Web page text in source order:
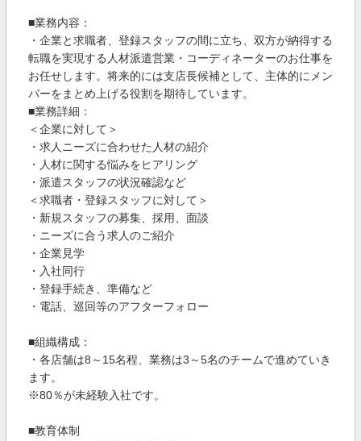
■業務内容：
・企業と求職者、登録スタッフの間に立ち、双方が納得する
転職を実現する人材派遣営業・コーディネーターのお仕事を
お任せします。将来的には支店長候補として、主体的にメン
バーをまとめ上げる役割を期待しています。
■業務詳細：
＜企業に対して＞
・求人ニーズに合わせた人材の紹介
・人材に関する悩みをヒアリング
・派遣スタッフの状況確認など
＜求職者・登録スタッフに対して＞
・新規スタッフの募集、採用、面談
・ニーズに合う求人のご紹介
・企業見学
・入社同行
・登録手続き、準備など
・電話、巡回等のアフターフォロー
■組織構成：
・各店舗は8～15名程、業務は3～5名のチームで進めていき
ます。
※80％が未経験入社です。
■教育体制